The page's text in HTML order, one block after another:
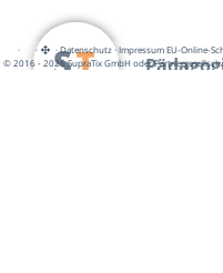
· · ·Datenschutz·Impressum EU-Online-
© 2016 - 2026 SupraTix GmbH oder